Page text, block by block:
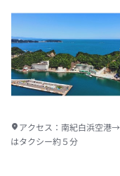
アクセス： 南紀白浜空港
はタクシー約５分